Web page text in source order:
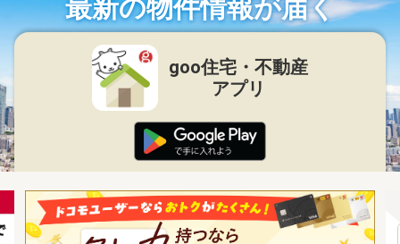
最新の物件情報が届く
goo住宅・不動産
アプリ